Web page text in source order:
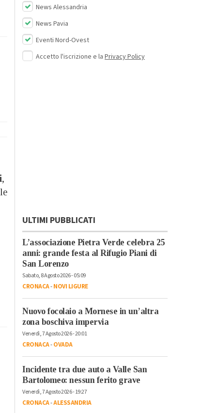
,
News Alessandria
News Pavia
Eventi Nord-Ovest
Accetto l'iscrizione e la Privacy Policy
ULTIMI PUBBLICATI
L’associazione Pietra Verde celebra 25
anni: grande festa al Rifugio Piani di
San Lorenzo
Sabato, 8 Agosto 2026 - 05:09
CRONACA-NOVI LIGURE
Nuovo focolaio a Mornese in un’altra
zona boschiva impervia
Venerdì, 7 Agosto 2026 - 20:01
CRONACA-OVADA
Incidente tra due auto a Valle San
Bartolomeo: nessun ferito grave
Venerdì, 7 Agosto 2026 - 19:27
CRONACA-ALESSANDRIA